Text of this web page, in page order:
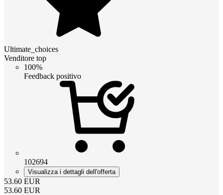
Ultimate_choices
Venditore top
100%
Feedback positivo
102694
Visualizza i dettagli dell'offerta
53.60 EUR
53.60 EUR